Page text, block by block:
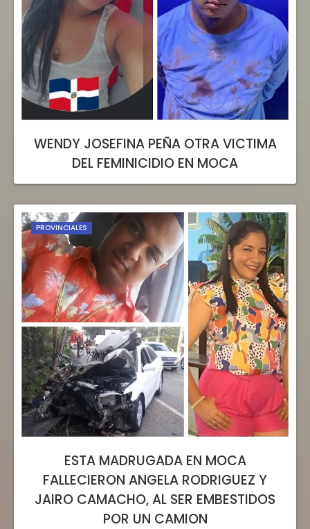
WENDY JOSEFINA PEÑA OTRA VICTIMA
DEL FEMINICIDIO EN MOCA
PROVINCIALES
ESTA MADRUGADA EN MOCA
FALLECIERON ANGELA RODRIGUEZ Y
JAIRO CAMACHO, AL SER EMBESTIDOS
POR UN CAMION